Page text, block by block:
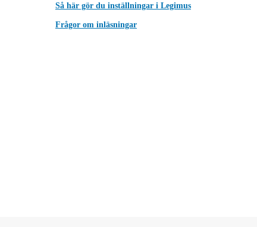
Så här gör du inställningar i Legimus
Frågor om inläsningar